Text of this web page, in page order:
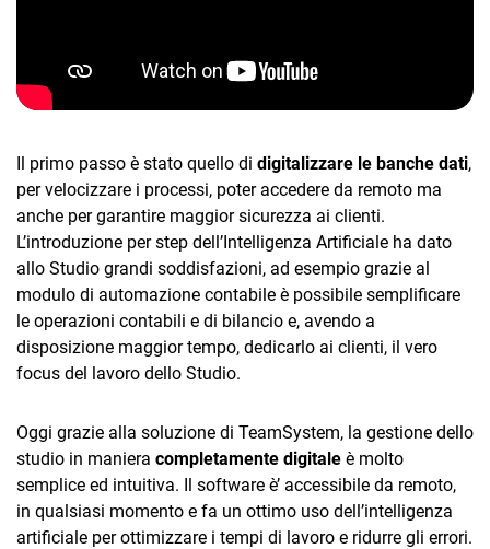
Il primo passo è stato quello di digitalizzare le banche dati,
per velocizzare i processi, poter accedere da remoto ma
anche per garantire maggior sicurezza ai clienti.
L’introduzione per step dell’Intelligenza Artificiale ha dato
allo Studio grandi soddisfazioni, ad esempio grazie al
modulo di automazione contabile è possibile semplificare
le operazioni contabili e di bilancio e, avendo a
disposizione maggior tempo, dedicarlo ai clienti, il vero
focus del lavoro dello Studio.
Oggi grazie alla soluzione di TeamSystem, la gestione dello
studio in maniera completamente digitale è molto
semplice ed intuitiva. Il software è’ accessibile da remoto,
in qualsiasi momento e fa un ottimo uso dell’intelligenza
artificiale per ottimizzare i tempi di lavoro e ridurre gli errori.